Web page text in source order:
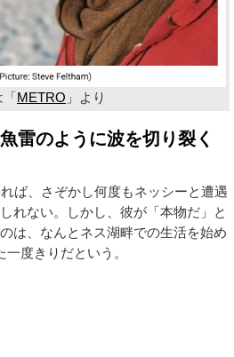
「METRO 」より
雷のように波を切り裂く
ば、さぞかし何度もネッシーと遭遇
れない。しかし、彼が「本物だ」と
は、なんとネス湖畔での生活を始め
度きりだという。